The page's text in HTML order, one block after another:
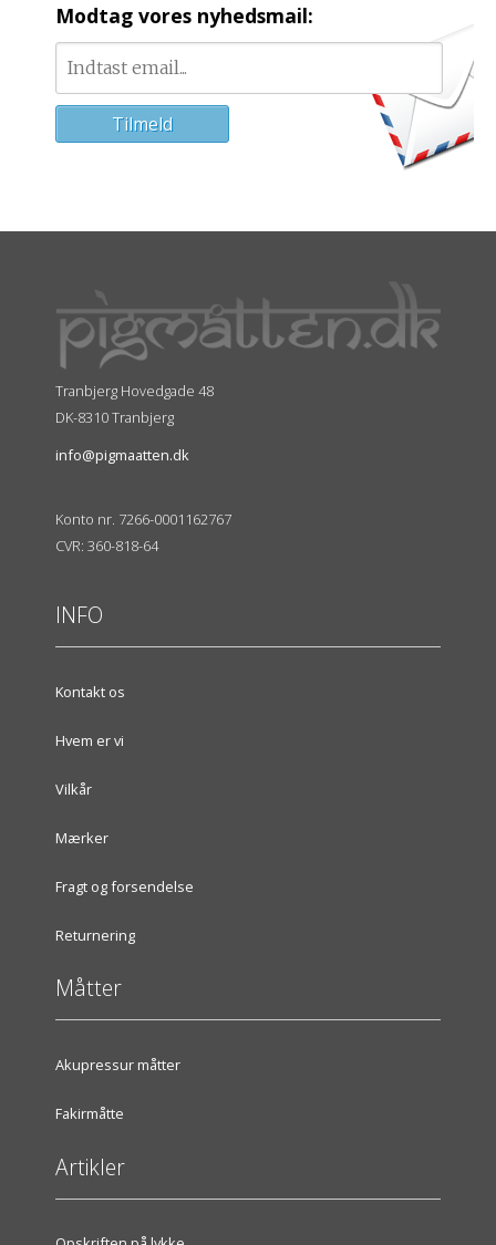
Modtag vores nyhedsmail:
Tranbjerg Hovedgade 48
DK-8310 Tranbjerg
info@pigmaatten.dk
Konto nr. 7266-0001162767
CVR: 360-818-64
INFO
Kontakt os
Hvem er vi
Vilkår
Mærker
Fragt og forsendelse
Returnering
Måtter
Akupressur måtter
Fakirmåtte
Artikler